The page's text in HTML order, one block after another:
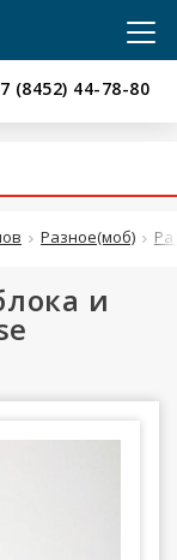
(8452) 44-78-80
Разное(моб)
и